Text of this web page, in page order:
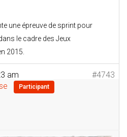
une épreuve de sprint pour
le cadre des Jeux
2015.
am
#4743
Participant